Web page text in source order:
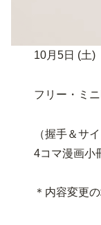
10月5日 (土)
フリー・ミ
（握手＆サ
4コマ漫画小
＊内容変更